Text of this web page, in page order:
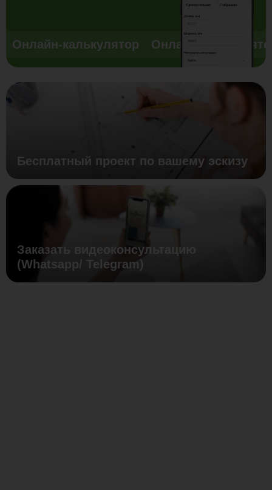
Онлайн-калькулятор Онлайн-
Бесплатный проект по вашему эскизу
Заказать видеоконсультацию
(Whatsapp/ Telegram)